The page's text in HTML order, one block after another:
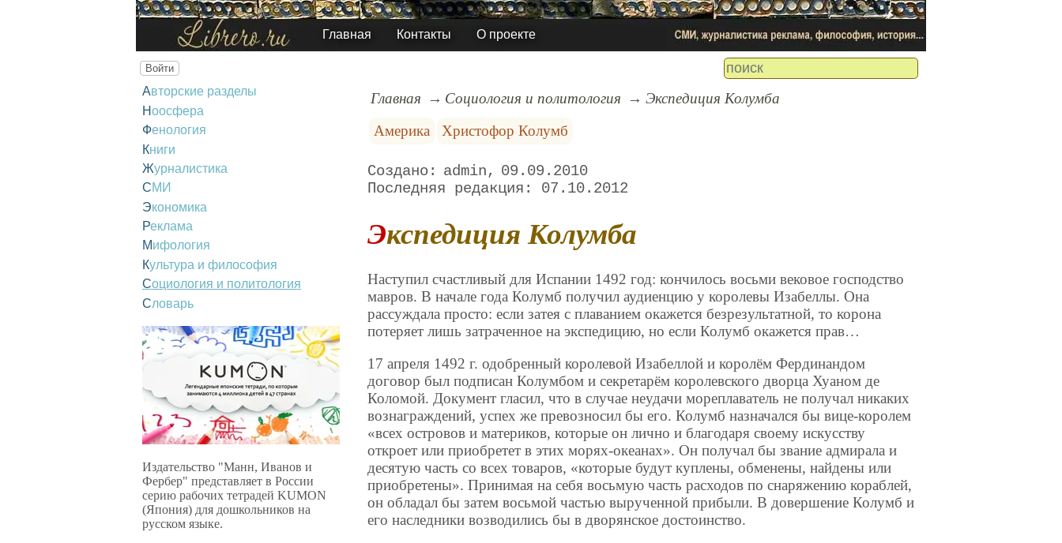
Главная Контакты О проекте
Войти
Авторские разделы
Ноосфера
Фенология
Книги
Журналистика
СМИ
Экономика
Реклама
Мифология
Культура и философия
Социология и политология
Словарь
Издательство "Манн, Иванов и
Фербер" представляет в России
серию рабочих тетрадей KUMON
(Япония) для дошкольников на
русском языке.
Главная Социология и политология
Экспедиция Колумба
Америка
Христофор Колумб
admin
09.09.2010
07.10.2012
Экспедиция Колумба
Наступил счастливый для Испании 1492 год: кончилось восьми вековое господство
мавров. В начале года Колумб получил аудиенцию у королевы Изабеллы. Она
рассуждала просто: если затея с плаванием окажется безрезультатной, то корона
потеряет лишь затраченное на экспедицию, но если Колумб окажется прав…
17 апреля 1492 г. одобренный королевой Изабеллой и королём Фердинандом
договор был подписан Колумбом и секретарём королевского дворца Хуаном де
Коломой. Документ гласил, что в случае неудачи мореплаватель не получал никаких
вознаграждений, успех же превозносил бы его. Колумб назначался бы вице-королем
«всех островов и материков, которые он лично и благодаря своему искусству
откроет или приобретет в этих морях-океанах». Он получал бы звание адмирала и
десятую часть со всех товаров, «которые будут куплены, обменены, найдены или
приобретены». Принимая на себя восьмую часть расходов по снаряжению кораблей,
он обладал бы затем восьмой частью вырученной прибыли. В довершение Колумб и
его наследники возводились бы в дворянское достоинство.